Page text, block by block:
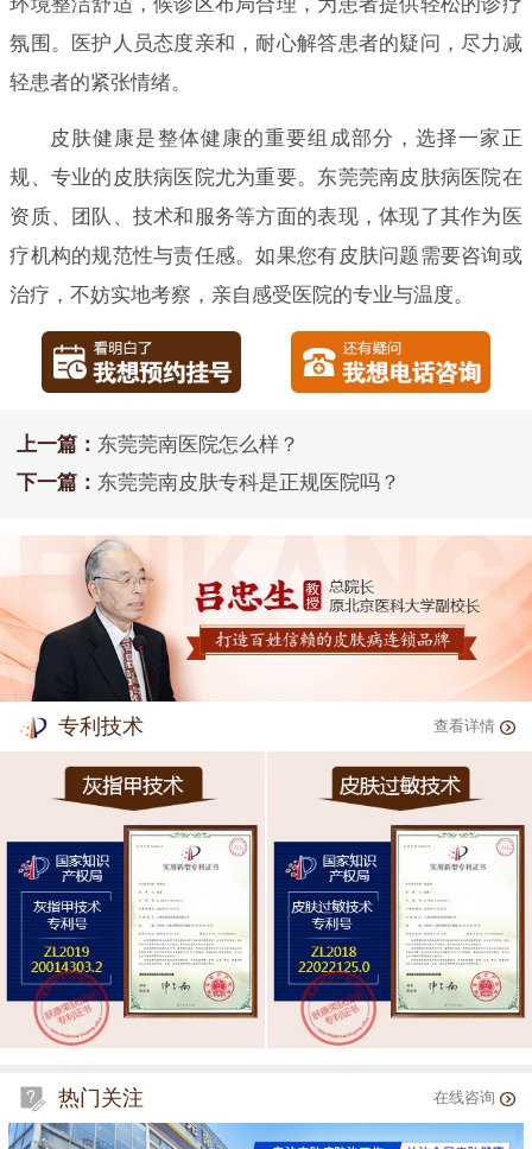
氛围。医护人员态度亲和，耐心解答患者的疑问，尽力减
轻患者的紧张情绪。
皮肤健康是整体健康的重要组成部分，选择一家正
规、专业的皮肤病医院尤为重要。东莞莞南皮肤病医院在
资质、团队、技术和服务等方面的表现，体现了其作为医
疗机构的规范性与责任感。如果您有皮肤问题需要咨询或
治疗，不妨实地考察，亲自感受医院的专业与温度。
上一篇： 东莞莞南医院怎么样？
下一篇： 东莞莞南皮肤专科是正规医院吗？
专利技术 查看详情
热门关注 在线咨询